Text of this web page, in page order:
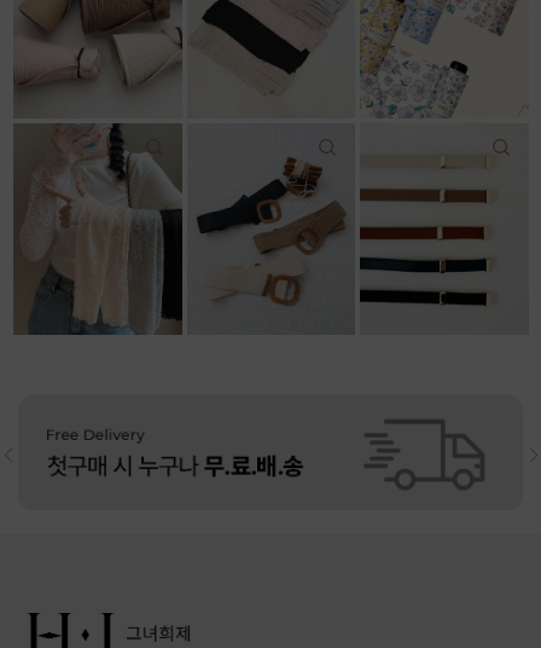
11,800원 14,043원
15,100원 7%↓
5.0
22,000원
13,500원 10,800원
리뷰: 4 | 5.0 11,800원
리뷰: 4 | 4.5